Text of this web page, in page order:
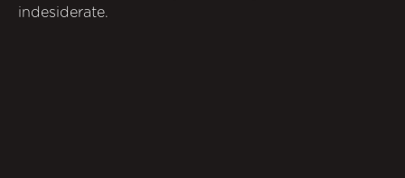
indesiderate.